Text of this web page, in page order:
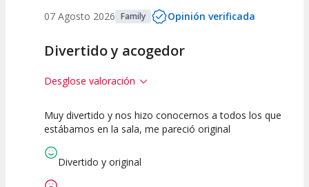
07 Agosto 2026 Family Opinión verificada
Divertido y acogedor
Desglose valoración
10
Espectáculo
10
Escena
10
Muy divertido y nos hizo conocernos a todos los que
estábamos en la sala, me pareció original
Divertido y original